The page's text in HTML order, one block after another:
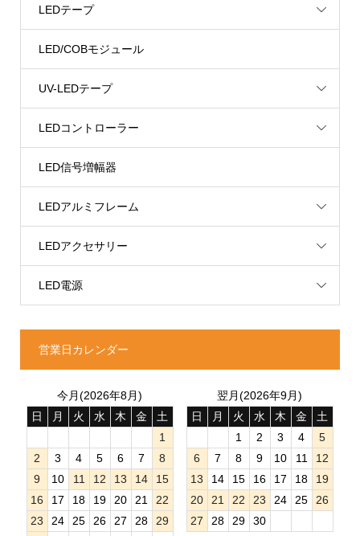
LEDテープ
LED/COBモジュール
UV-LEDテープ
LEDコントローラー
LED信号増幅器
LEDアルミフレーム
LEDアクセサリー
LED電源
営業日カレンダー
今月(2026年8月)
日
月 火 水 木 金
土
1
2
3 4 5 6 7
8
9
10 11 12 13 14
15
16
17 18 19 20 21
22
23
24 25 26 27 28
29
翌月(2026年9月)
日
月 火 水 木 金
土
1
2 3 4
5
6
7 8 9 10 11
12
13
14 15 16 17 18
19
20
21 22 23 24 25
26
27
28 29 30